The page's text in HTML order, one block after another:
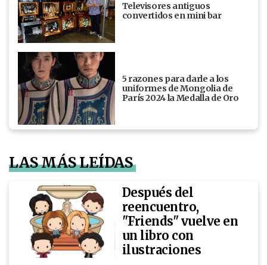
Televisores antiguos
convertidos en mini bar
5 razones para darle a los
uniformes de Mongolia de
París 2024 la Medalla de Oro
LAS MÁS LEÍDAS
Después del
reencuentro,
"Friends" vuelve en
un libro con
ilustraciones